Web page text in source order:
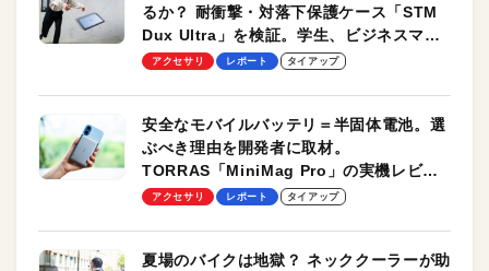
るか？ 耐衝撃・対落下保護ケース「STM
Dux Ultra」を検証。学生、ビジネスマン
のモバイルユースに最適！
アクセサリ レポート タイアップ
安全なモバイルバッテリ＝半固体電池。選
ぶべき理由を開発者に取材。
TORRAS「MiniMag Pro」の実機レビュ
ーも
アクセサリ レポート タイアップ
夏場のバイクは地獄？ ネッククーラーが助